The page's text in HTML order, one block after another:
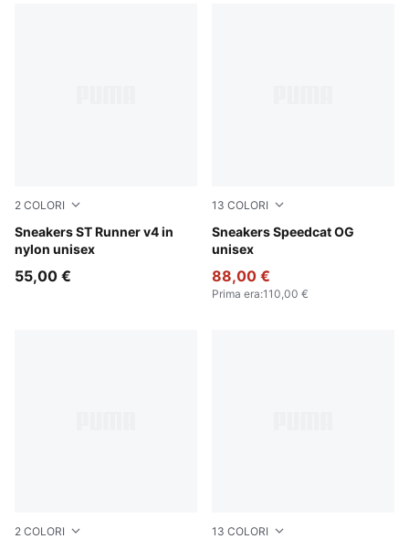
2 COLORI
Sneakers ST Runner v4 in
nylon unisex
Garnet Glow-Evening Blue-PUMA White-Gum
55,00 €
13 COLORI
Sneakers Speedcat OG
unisex
For All Time Red-PUMA
88,00 €
Prima era:110,00 €
2 COLORI 13 COLORI